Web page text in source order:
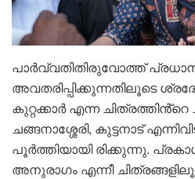
പാർവ്വതിതിരുവോത്ത്
അവതരിപ്പിക്കുന്നതിലൂടെ
കുറ്റക്കാർ എന്ന
ചങ്ങനാശ്ശേരി, കുട്ടനാട്
പൂർത്തിയായി രിക്കുന്നു.
അനുരാഗം എന്നീ